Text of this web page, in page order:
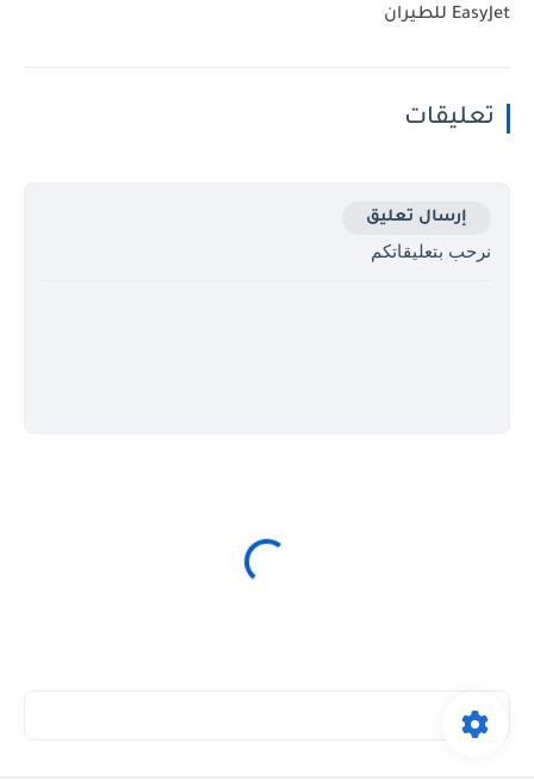
EasyJet للطيران
تعليقات
إرسال تعليق
نرحب بتعليقاتكم